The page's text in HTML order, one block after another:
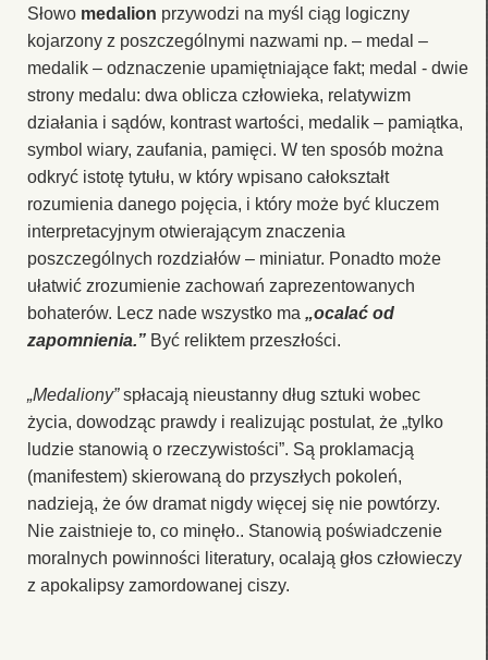
Słowo medalion przywodzi na myśl ciąg logiczny
kojarzony z poszczególnymi nazwami np. – medal –
medalik – odznaczenie upamiętniające fakt; medal - dwie
strony medalu: dwa oblicza człowieka, relatywizm
działania i sądów, kontrast wartości, medalik – pamiątka,
symbol wiary, zaufania, pamięci. W ten sposób można
odkryć istotę tytułu, w który wpisano całokształt
rozumienia danego pojęcia, i który może być kluczem
interpretacyjnym otwierającym znaczenia
poszczególnych rozdziałów – miniatur. Ponadto może
ułatwić zrozumienie zachowań zaprezentowanych
bohaterów. Lecz nade wszystko ma „ocalać od
zapomnienia.” Być reliktem przeszłości.
„Medaliony”spłacają nieustanny dług sztuki wobec
życia, dowodząc prawdy i realizując postulat, że „tylko
ludzie stanowią o rzeczywistości”. Są proklamacją
(manifestem) skierowaną do przyszłych pokoleń,
nadzieją, że ów dramat nigdy więcej się nie powtórzy.
Nie zaistnieje to, co minęło.. Stanowią poświadczenie
moralnych powinności literatury, ocalają głos człowieczy
z apokalipsy zamordowanej ciszy.